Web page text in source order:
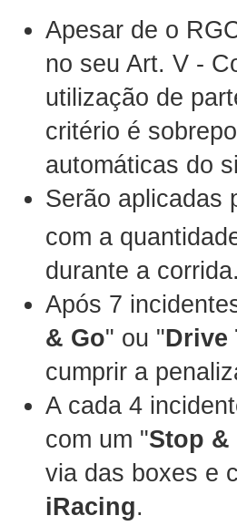
Apesar de o
no seu Art. V -
utilização de
critério é
automáticas do
Serão aplicadas
com a
durante a
Após 7
& Go" ou "Drive
cumprir a
A cada 4
com um "Stop &
via das boxes e
iRacing.